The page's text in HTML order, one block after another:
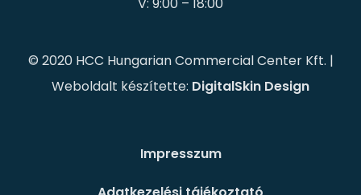
© 2020 HCC Hungarian Commercial Center Kft. |
Weboldalt készítette: DigitalSkin Design
Impresszum